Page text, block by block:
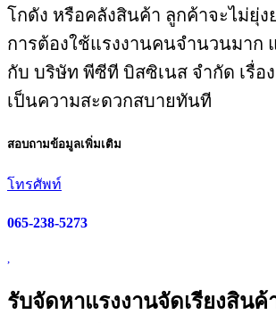
โกดัง หรือคลังสินค้า ลูกค้าจะไม่ยุ่
การต้องใช้แรงงานคนจำนวนมาก
กับ บริษัท พีซีที บิสซิเนส จำกัด เรื่อ
เป็นความสะดวกสบายทันที
สอบถามข้อมูลเพิ่มเติม
โทรศัพท์
065-238-5273
รับจัดหาแรงงานจัดเรียงสินค้